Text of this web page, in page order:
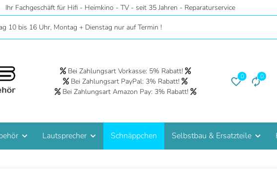
10 bis 16 Uhr, Montag + Dienstag nur auf Termin !
Bei Zahlungsart Vorkasse: 5% Rabatt!
Bei Zahlungsart PayPal: 3% Rabatt!
Bei Zahlungsart Amazon Pay: 3% Rabatt!
0 0
Lautsprecher Schnäppchen Selbstbau & Ersatzteile